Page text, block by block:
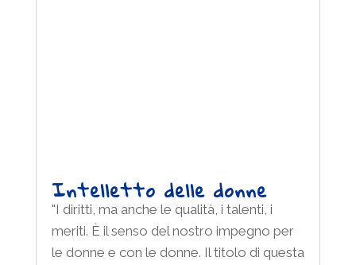
"I diritti, ma anche le qualità, i talenti, i
meriti. È il senso del nostro impegno per
le donne e con le donne. Il titolo di questa
giornata richiama, inevitabilmente, un